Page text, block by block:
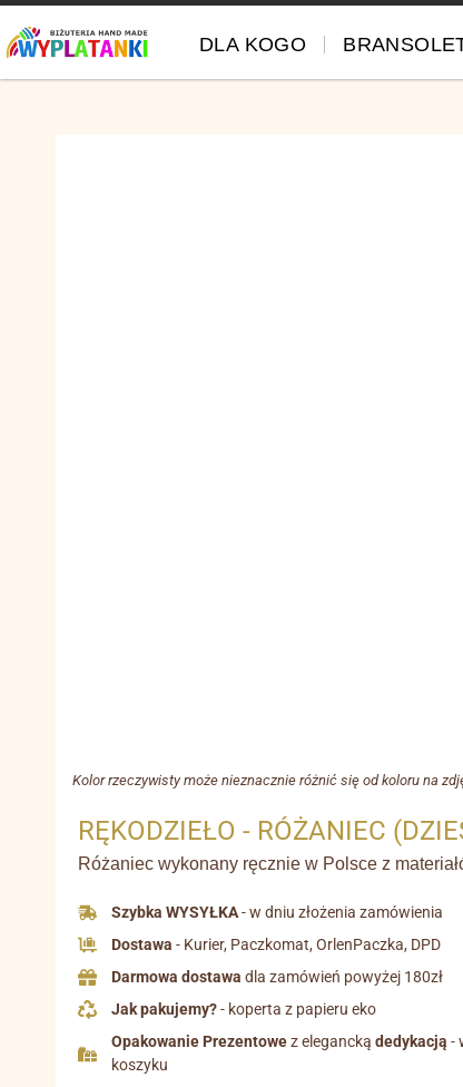
DLA KOGO
Kolor rzeczywisty może nieznacznie różnić się od koloru na
RĘKODZIEŁO - RÓŻANIEC
Różaniec wykonany ręcznie w Polsce z
Szybka WYSYŁKA- w dniu złożenia zamówienia
Dostawa - Kurier, Paczkomat, OrlenPaczka, DPD
Darmowa dostawa dla zamówień powyżej 180zł
Jak pakujemy?- koperta z papieru eko
Opakowanie Prezentowez eleganckądedykacją -
koszyku